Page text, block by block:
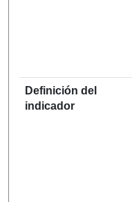
Definición del
indicador